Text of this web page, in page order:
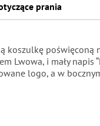
prania
koszulkę
Lwowa, i mały napis
logo, a w